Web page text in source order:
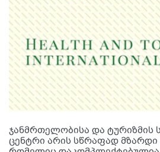
ჯანმრთელობისა და ტურიზმის
ცენტრი არის სწრაფად მზარდი